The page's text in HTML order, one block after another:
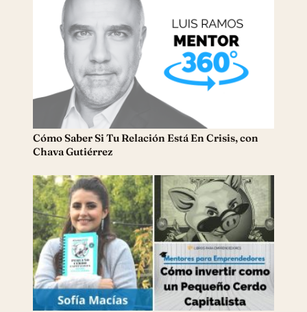
Cómo Saber Si Tu Relación Está En Crisis, con
Chava Gutiérrez